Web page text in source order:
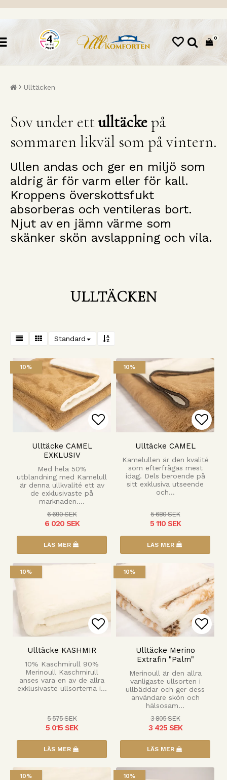
0
Ulltäcken
Sov under ettulltäckepå
sommaren likväl som på vintern.
Ullen andas och ger en miljö som
aldrig är för varm eller för kall.
Kroppens överskottsfukt
absorberas och ventileras bort.
Njut av en jämn värme som
skänker skön avslappning och vila.
ULLTÄCKEN
Standard
10%
Lägg till i
Ulltäcke CAMEL
EXKLUSIV
Med hela 50%
utblandning med Kamelull
är denna ullkvalité ett av
de exklusivaste på
marknaden.…
6 690 SEK
6 020 SEK
LÄS MER
10%
Ulltäcke CAMEL
Kamelullen är den kvalité
som efterfrågas mest
idag. Dels beroende på
sitt exklusiva utseende
och…
5 680 SEK
5 110 SEK
LÄS MER
10%
Lägg till i
Ulltäcke KASHMIR
10% Kaschmirull 90%
Merinoull Kaschmirull
anses vara en av de allra
exklusivaste ullsorterna i…
5 575 SEK
5 015 SEK
LÄS MER
10%
Ulltäcke Merino
Extrafin "Palm"
Merinoull är den allra
vanligaste ullsorten i
ullbäddar och ger dess
användare skön och
hälsosam…
3 805 SEK
3 425 SEK
LÄS MER
10% 10%